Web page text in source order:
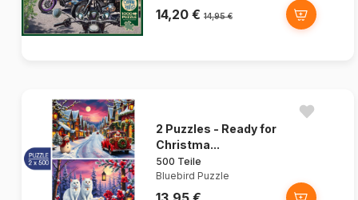
14,20 € 14,95 €
2 Puzzles - Ready for
Christma...
500 Teile
Bluebird Puzzle